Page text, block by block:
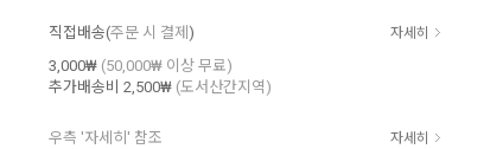
직접배송(주문 시 결제 ) 자세히
3,000₩ (50,000₩ 이상 무료)
추가배송비 2,500₩ (도서산간지역)
우측 '자세히' 참조 자세히